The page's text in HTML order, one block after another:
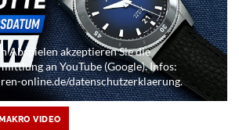
Abspielen akzeptieren Sie die
an YouTube (Google). Infos:
online.de/datenschutzerklaerung.
VIDEO